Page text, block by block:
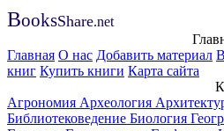
BooksShare.net
Главная О нас Добавить материал
книг Купить книги Карта сайта
Агрономия Археология
Библиотековедение Биология